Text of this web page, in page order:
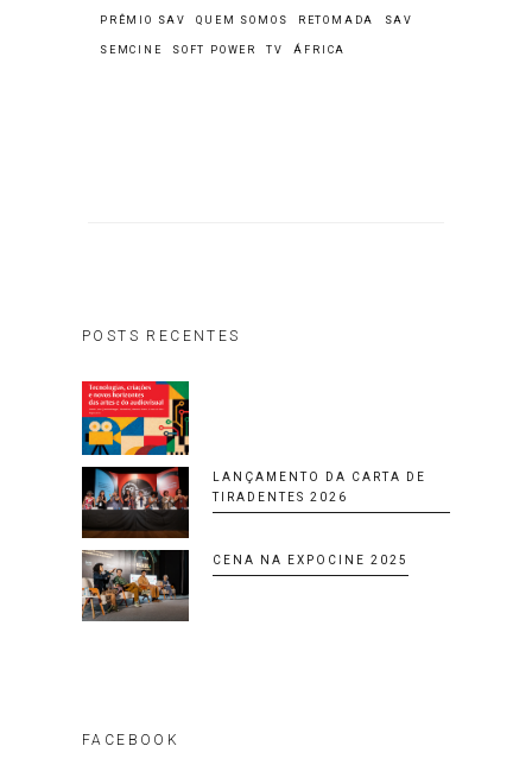
PRÊMIO SAV QUEM SOMOS RETOMADA SAV
SEMCINE SOFT POWER TV ÁFRICA
POSTS RECENTES
LANÇAMENTO DA CARTA DE
TIRADENTES 2026
CENA NA EXPOCINE 2025
FACEBOOK